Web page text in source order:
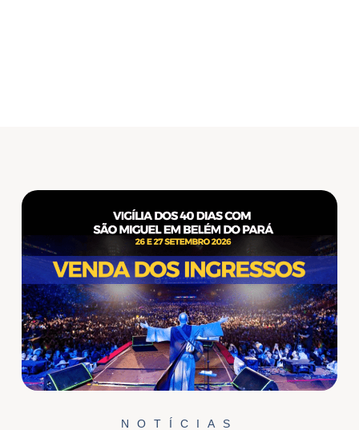
NOTÍCIAS